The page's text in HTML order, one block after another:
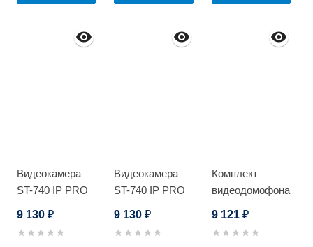
Видеокамера
ST-740 IP PRO
9 130 ₽
Видеокамера
ST-740 IP PRO
9 130₽
Комплект
видеодомофона
9 121 ₽